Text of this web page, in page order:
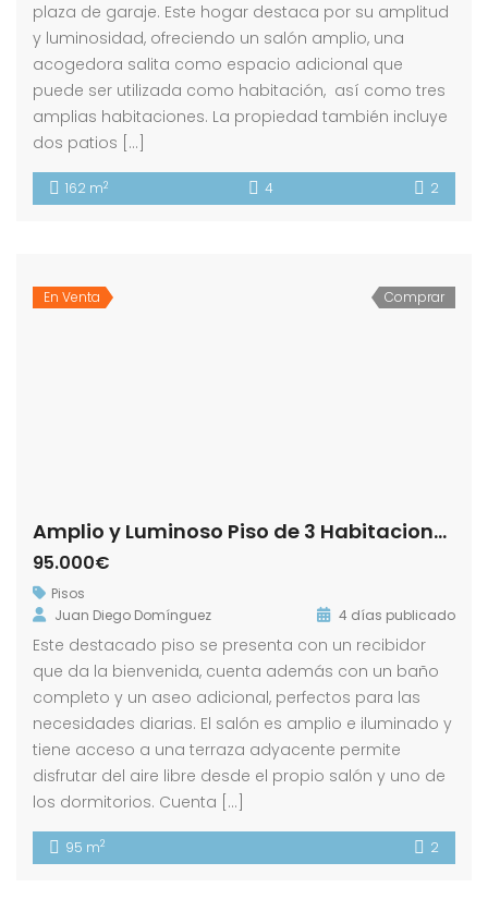
plaza de garaje. Este hogar destaca por su amplitud
y luminosidad, ofreciendo un salón amplio, una
acogedora salita como espacio adicional que
puede ser utilizada como habitación, así como tres
amplias habitaciones. La propiedad también incluye
dos patios […]
162 m2 4 2
En Venta Comprar
Amplio y Luminoso Piso de 3 Habitaciones en Zona Puerta Sevilla! Morón de la Frontera !
95.000€
Pisos
Juan Diego Domínguez
4 días publicado
Este destacado piso se presenta con un recibidor
que da la bienvenida, cuenta además con un baño
completo y un aseo adicional, perfectos para las
necesidades diarias. El salón es amplio e iluminado y
tiene acceso a una terraza adyacente permite
disfrutar del aire libre desde el propio salón y uno de
los dormitorios. Cuenta […]
95 m2 2